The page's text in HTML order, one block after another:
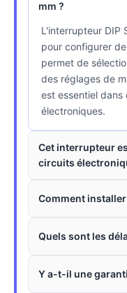
mm ?
L'interrupteur DIP
pour configurer
permet de
des réglages de
est essentiel
électroniques.
Cet interrupteur
circuits
Comment
Quels sont les
Y a-t-il une